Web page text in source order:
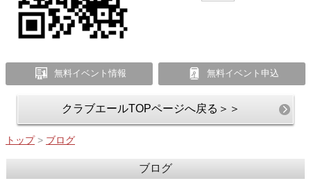
無料イベント情報 無料イベント申込
クラブエールTOPページへ戻る＞＞
トップ > ブログ
ブログ